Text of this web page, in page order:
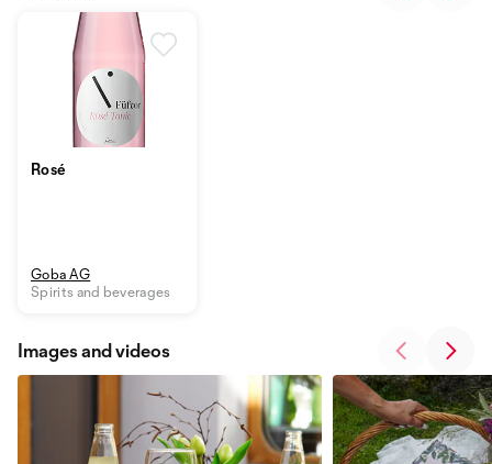
Rosé
Goba AG
Spirits and beverages
Images and videos